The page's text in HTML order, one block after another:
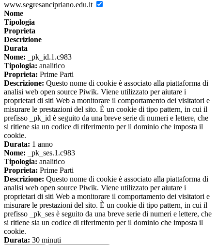
www.segresancipriano.edu.it
Nome
Tipologia
Proprieta
Descrizione
Durata
Nome: _pk_id.1.c983
Tipologia: analitico
Proprieta: Prime Parti
Descrizione: Questo nome di cookie è associato alla piattaforma di
analisi web open source Piwik. Viene utilizzato per aiutare i
proprietari di siti Web a monitorare il comportamento dei visitatori e
misurare le prestazioni del sito. È un cookie di tipo pattern, in cui il
prefisso _pk_id è seguito da una breve serie di numeri e lettere, che
si ritiene sia un codice di riferimento per il dominio che imposta il
cookie.
Durata: 1 anno
Nome: _pk_ses.1.c983
Tipologia: analitico
Proprieta: Prime Parti
Descrizione: Questo nome di cookie è associato alla piattaforma di
analisi web open source Piwik. Viene utilizzato per aiutare i
proprietari di siti Web a monitorare il comportamento dei visitatori e
misurare le prestazioni del sito. È un cookie di tipo pattern, in cui il
prefisso _pk_ses è seguito da una breve serie di numeri e lettere, che
si ritiene sia un codice di riferimento per il dominio che imposta il
cookie.
Durata: 30 minuti